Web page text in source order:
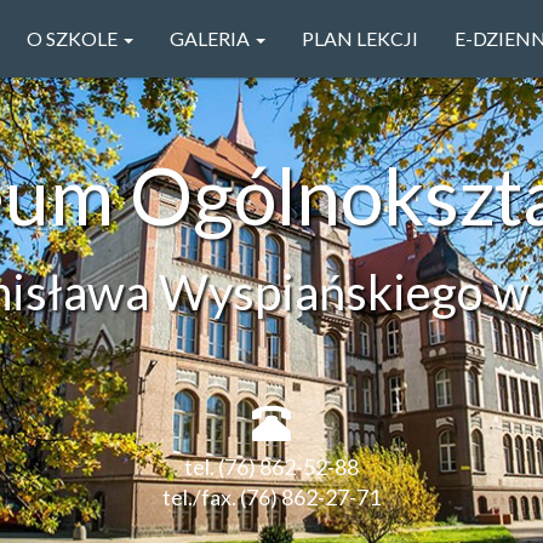
O SZKOLE GALERIA PLAN LEKCJI E-
Wyspiańskiego w
tel. (76) 862-52-88
tel./fax. (76) 862-27-71